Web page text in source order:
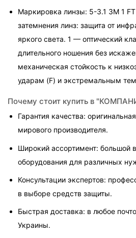
Маркировка линзы: 5-3.1 3M 1
затемнения линз: защита от
яркого света. 1 — оптический
длительного ношения без
механическая стойкость к
ударам (F) и экстремальным
Почему стоит купить в
Гарантия качества:
мирового производителя.
Широкий ассортимент: большой
оборудования для различных
Консультации экспертов:
в выборе средств защиты.
Быстрая доставка: в любое
Украины.